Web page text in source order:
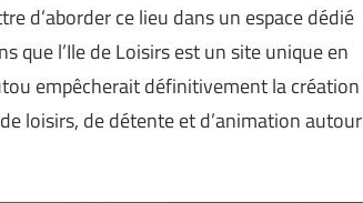
d’aborder ce lieu dans un espace dédié
que l’Ile de Loisirs est un site unique en
empêcherait définitivement la création
loisirs, de détente et d’animation autour